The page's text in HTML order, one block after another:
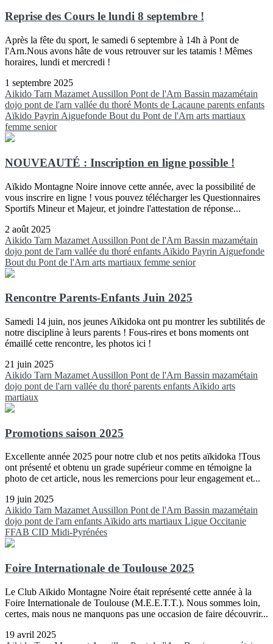
Reprise des Cours le lundi 8 septembre !
Après la fête du sport, le samedi 6 septembre à 14h à Pont de
l'Arn.Nous avons hâte de vous retrouver sur les tatamis ! Mêmes
horaires, lundi et mercredi !
1 septembre 2025
Aikido Tarn Mazamet Aussillon Pont de l'Arn Bassin mazamétain
dojo pont de l'arn vallée du thoré Monts de Lacaune parents enfants
Aïkido Payrin Aiguefonde Bout du Pont de l'Arn arts martiaux
femme senior
NOUVEAUTÉ : Inscription en ligne possible !
Aïkido Montagne Noire innove cette année, avec la possibilité de
vous inscrire en ligne ! vous pouvez télécharger les Questionnaires
Sportifs Mineur et Majeur, et joindre l'attestation de réponse...
2 août 2025
Aikido Tarn Mazamet Aussillon Pont de l'Arn Bassin mazamétain
dojo pont de l'arn vallée du thoré enfants Aïkido Payrin Aiguefonde
Bout du Pont de l'Arn arts martiaux femme senior
Rencontre Parents-Enfants Juin 2025
Samedi 14 juin, nos jeunes Aïkidoka ont pu montrer les subtilités de
notre discipline à leurs parents ! Fous-rires et bons moments ont
émaillé cette rencontre, les photos ici !
21 juin 2025
Aikido Tarn Mazamet Aussillon Pont de l'Arn Bassin mazamétain
dojo pont de l'arn vallée du thoré parents enfants Aïkido arts
martiaux
Promotions saison 2025
Excellente année 2025 pour notre club et nos petits aïkidoka !Tous
ont présenté et obtenu un grade supérieur comme en témoigne la
photo de cet article, nous les remercions pour leur engagement et...
19 juin 2025
Aikido Tarn Mazamet Aussillon Pont de l'Arn Bassin mazamétain
dojo pont de l'arn enfants Aïkido arts martiaux Ligue Occitanie
FFAB CID Midi-Pyrénées
Foire Internationale de Toulouse 2025
Le Club Aïkido Montagne Noire était représenté cette année à la
Foire Internationale de Toulouse (M.E.E.T.T.). Nous sommes loin,
certes, mais nous ne manquons pas une occasion de faire découvrir...
19 avril 2025